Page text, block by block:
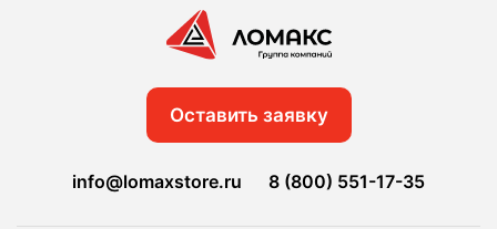
Оставить заявку
info@lomaxstore.ru 8 (800) 551-17-35